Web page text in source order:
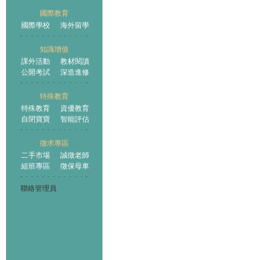
國際教育
國際學校
海外留學
知識增值
課外活動
教材閱讀
公開考試
深造進修
特殊教育
特殊教育
資優教育
自閉寶寶
智能評估
徵求專區
二手市場
誠徵老師
組班專區
徵保母車
聯絡管理員